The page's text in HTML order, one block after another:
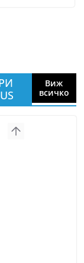
Виж
всичко